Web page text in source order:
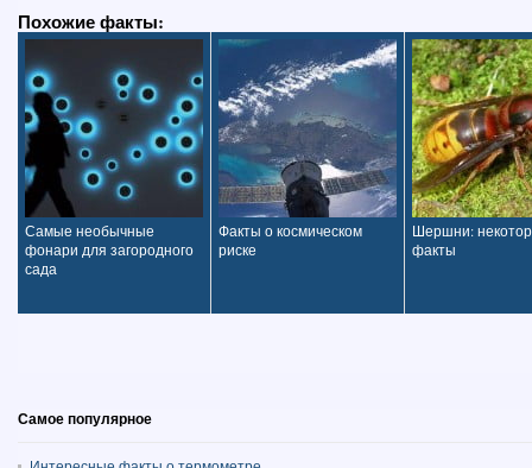
Похожие факты:
Самые необычные
фонари для загородного
сада
Факты о космическом
риске
Шершни:
факты
Самое популярное